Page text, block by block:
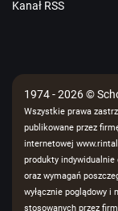
Kanał RSS
1974 - 2026 ©
Wszystkie prawa
publikowane przez
internetowej
produkty indywidualnie
oraz wymagań
wyłącznie poglądowy i
stosowanych przez